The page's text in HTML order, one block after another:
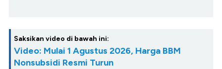
Saksikan video di bawah ini:
Video: Mulai 1 Agustus 2026, Harga BBM
Nonsubsidi Resmi Turun